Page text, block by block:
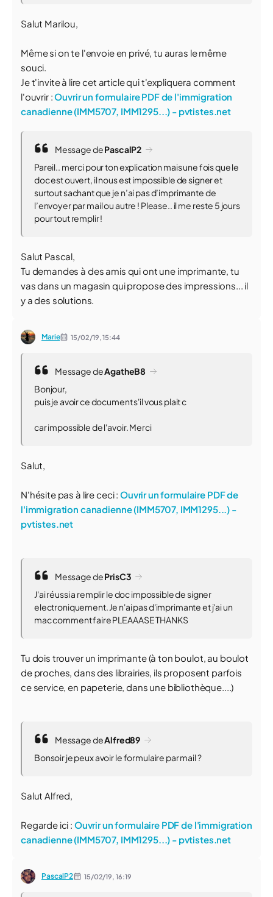
Salut Marilou,
Même si on te l'envoie en privé, tu auras le même
souci.
Je t'invite à lire cet article qui t'expliquera comment
l'ouvrir :Ouvrir un formulaire PDF de l'immigration
canadienne (IMM5707, IMM1295...) - pvtistes.net
Message dePascalP2
Pareil.. merci pour ton explication mais une fois que le
doc est ouvert, il nous est impossible de signer et
surtout sachant que je n’ai pas d’imprimante de
l’envoyer par mail ou autre ! Please.. il me reste 5 jours
pour tout remplir !
Salut Pascal,
Tu demandes à des amis qui ont une imprimante, tu
vas dans un magasin qui propose des impressions... il
y a des solutions.
Marie 15/02/19,15:44
Message deAgatheB8
Bonjour,
puis je avoir ce document s'il vous plait c
car impossible de l'avoir. Merci
Salut,
N'hésite pas à lire ceci : Ouvrir un formulaire PDF de
l'immigration canadienne (IMM5707, IMM1295...) -
pvtistes.net
Message dePrisC3
J'ai réussi a remplir le doc impossible de signer
electroniquement. Je n'ai pas d'imprimante et j'ai un
mac comment faire PLEAAASE THANKS
Tu dois trouver un imprimante (à ton boulot, au boulot
de proches, dans des librairies, ils proposent parfois
ce service, en papeterie, dans une bibliothèque....)
Message deAlfred89
Bonsoir je peux avoir le formulaire par mail ?
Salut Alfred,
Regarde ici : Ouvrir un formulaire PDF de l'immigration
canadienne (IMM5707, IMM1295...) - pvtistes.net
PascalP2 15/02/19, 16:19